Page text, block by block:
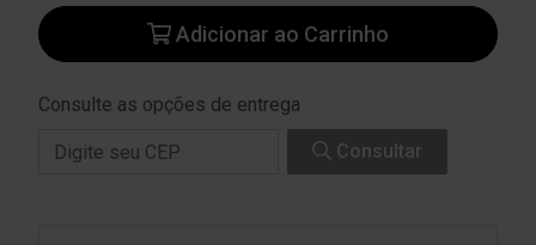
Adicionar ao Carrinho
Consulte as opções de entrega
Consultar